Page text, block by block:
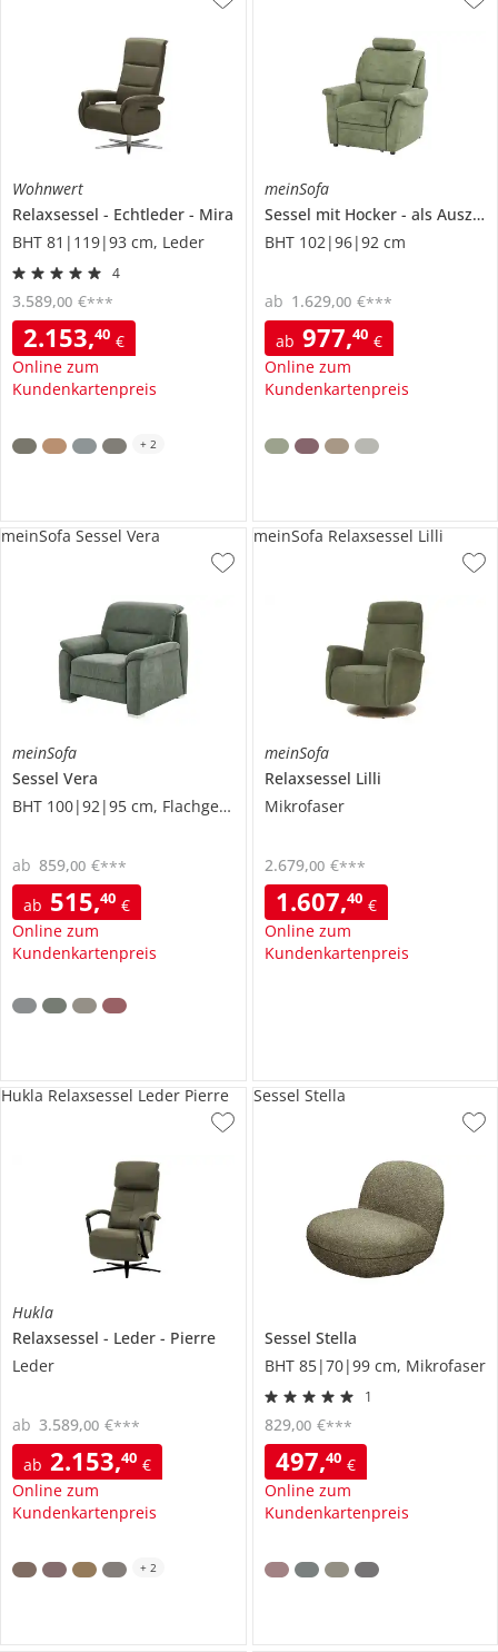
Wohnwert
Relaxsessel
Echtleder
Mira
BHT 81|119|93 cm, Leder
4
2.153,40 €
Online zum
Kundenkartenpreis
3.589,00 €***
+ 2
meinSofa
Sessel mit Hocker
als Auszug
BHT 102|96|92 cm
ab 977,40 €
Online zum
Kundenkartenpreis
ab 1.629,00 €***
meinSofa
Sessel Vera
BHT 100|92|95 cm, Flachgewebe
ab 515,40 €
Online zum
Kundenkartenpreis
ab 859,00 €***
meinSofa Sessel Vera
meinSofa
Relaxsessel Lilli
Mikrofaser
1.607,40 €
Online zum
Kundenkartenpreis
2.679,00 €***
meinSofa Relaxsessel Lilli
Hukla
Relaxsessel
Leder
Pierre
Leder
ab 2.153,40 €
Online zum
Kundenkartenpreis
ab 3.589,00 €***
Hukla Relaxsessel Leder Pierre
+ 2
Sessel Stella
BHT 85|70|99 cm, Mikrofaser
1
497,40 €
Online zum
Kundenkartenpreis
829,00 €***
Sessel Stella